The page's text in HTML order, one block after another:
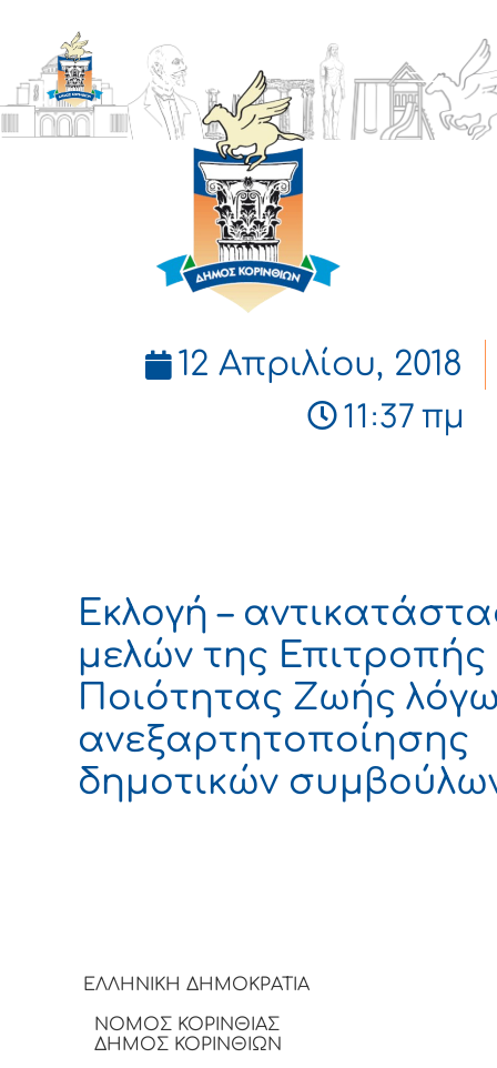
ΔΗΜΟΣ
ΚΟΡΙΝΘΙΩΝ
12 Απριλίου, 2018
11:37 πμ
Εκλογή –
μελών της Επιτροπής
Ποιότητας Ζωής
ανεξαρτητοποίησης
δημοτικών
ΕΛΛΗΝΙΚΗ ΔΗΜΟΚΡΑΤΙΑ
ΝΟΜΟΣ ΚΟΡΙΝΘΙΑΣ
ΔΗΜΟΣ ΚΟΡΙΝΘΙΩΝ